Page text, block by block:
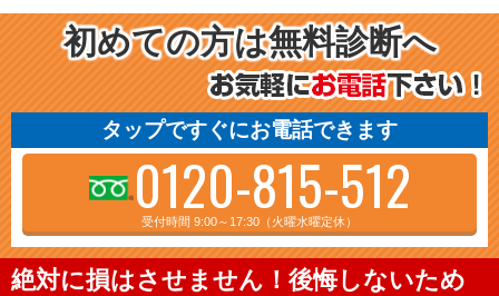
初めての方は無料診断へ
タップですぐにお電話できます
0120-815-512
受付時間 9:00～17:30（火曜水曜定休）
絶対に損はさせません！後悔しないため